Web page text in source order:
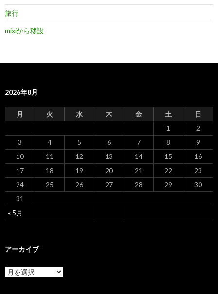
旅行
mixiから移設
2026年8月
月 火 水 木 金 土 日
« 5月
1
2
3
4 5 6 7 8
9
10
11 12 13 14 15
16
17
18 19 20 21 22
23
24
25 26 27 28 29
30
31
アーカイブ
ア
ー